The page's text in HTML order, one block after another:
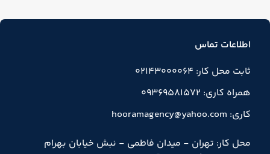
اطلاعات تماس
ثابت محل کار: 02143000064
همراه کاری: 09369581572
کاری: hooramagency@yahoo.com
محل کار: تهران - میدان فاطمی - نبش خیابان بهرام